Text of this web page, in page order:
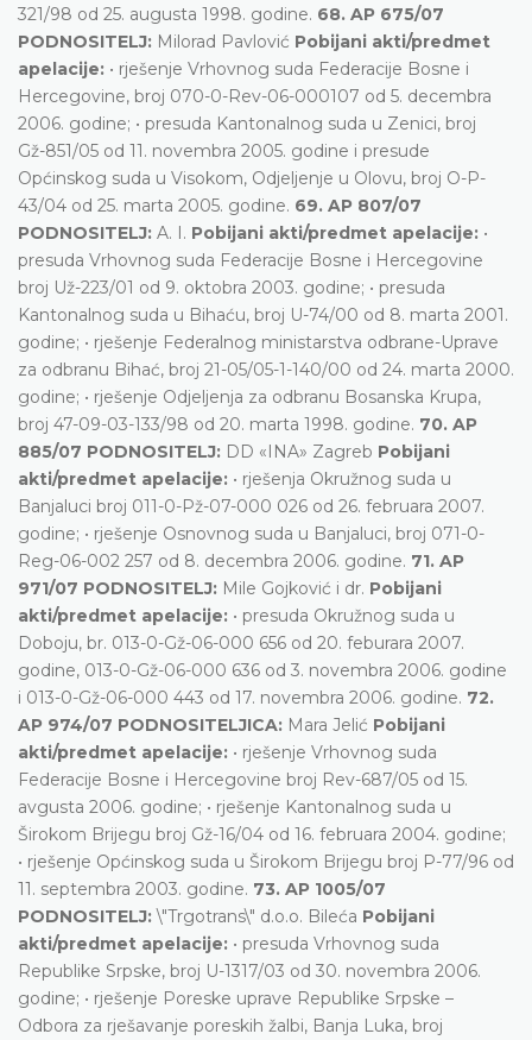
321/98 od 25. augusta 1998. godine. 68. AP 675/07
PODNOSITELJ: Milorad Pavlović Pobijani akti/predmet
apelacije: • rješenje Vrhovnog suda Federacije Bosne i
Hercegovine, broj 070-0-Rev-06-000107 od 5. decembra
2006. godine; • presuda Kantonalnog suda u Zenici, broj
Gž-851/05 od 11. novembra 2005. godine i presude
Općinskog suda u Visokom, Odjeljenje u Olovu, broj O-P-
43/04 od 25. marta 2005. godine. 69. AP 807/07
PODNOSITELJ: A. I. Pobijani akti/predmet apelacije: •
presuda Vrhovnog suda Federacije Bosne i Hercegovine
broj Už-223/01 od 9. oktobra 2003. godine; • presuda
Kantonalnog suda u Bihaću, broj U-74/00 od 8. marta 2001.
godine; • rješenje Federalnog ministarstva odbrane-Uprave
za odbranu Bihać, broj 21-05/05-1-140/00 od 24. marta 2000.
godine; • rješenje Odjeljenja za odbranu Bosanska Krupa,
broj 47-09-03-133/98 od 20. marta 1998. godine. 70. AP
885/07 PODNOSITELJ: DD «INA» Zagreb Pobijani
akti/predmet apelacije: • rješenja Okružnog suda u
Banjaluci broj 011-0-Pž-07-000 026 od 26. februara 2007.
godine; • rješenje Osnovnog suda u Banjaluci, broj 071-0-
Reg-06-002 257 od 8. decembra 2006. godine. 71. AP
971/07 PODNOSITELJ: Mile Gojković i dr. Pobijani
akti/predmet apelacije: • presuda Okružnog suda u
Doboju, br. 013-0-Gž-06-000 656 od 20. feburara 2007.
godine, 013-0-Gž-06-000 636 od 3. novembra 2006. godine
i 013-0-Gž-06-000 443 od 17. novembra 2006. godine. 72.
AP 974/07 PODNOSITELJICA: Mara Jelić Pobijani
akti/predmet apelacije: • rješenje Vrhovnog suda
Federacije Bosne i Hercegovine broj Rev-687/05 od 15.
avgusta 2006. godine; • rješenje Kantonalnog suda u
Širokom Brijegu broj Gž-16/04 od 16. februara 2004. godine;
• rješenje Općinskog suda u Širokom Brijegu broj P-77/96 od
11. septembra 2003. godine. 73. AP 1005/07
PODNOSITELJ:\"Trgotrans\" d.o.o. Bileća Pobijani
akti/predmet apelacije: • presuda Vrhovnog suda
Republike Srpske, broj U-1317/03 od 30. novembra 2006.
godine; • rješenje Poreske uprave Republike Srpske –
Odbora za rješavanje poreskih žalbi, Banja Luka, broj